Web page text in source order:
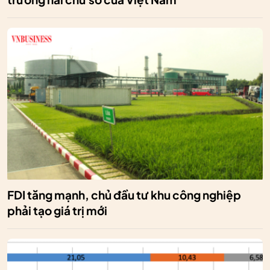
FDI tăng mạnh, chủ đầu tư khu công nghiệp
phải tạo giá trị mới